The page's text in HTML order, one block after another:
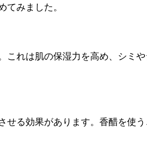
てみました。
これは肌の保湿力を高め、シミ
せる効果があります。香醋を使